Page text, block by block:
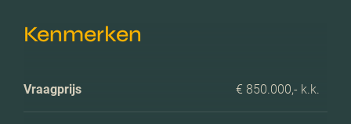
Kenmerken
Vraagprijs € 850.000,- k.k.